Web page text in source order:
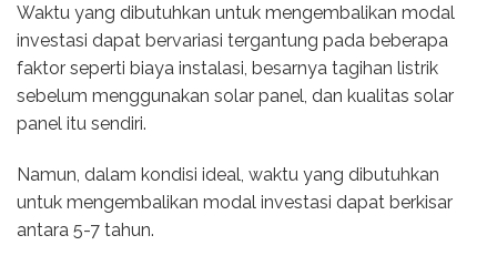
Waktu yang dibutuhkan untuk mengembalikan modal
investasi dapat bervariasi tergantung pada beberapa
faktor seperti biaya instalasi, besarnya tagihan listrik
sebelum menggunakan solar panel, dan kualitas solar
panel itu sendiri.
Namun, dalam kondisi ideal, waktu yang dibutuhkan
untuk mengembalikan modal investasi dapat berkisar
antara 5-7 tahun.